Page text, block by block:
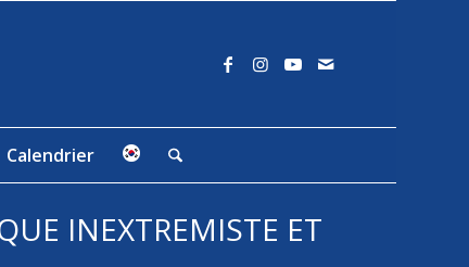
Calendrier
INEXTREMISTE ET